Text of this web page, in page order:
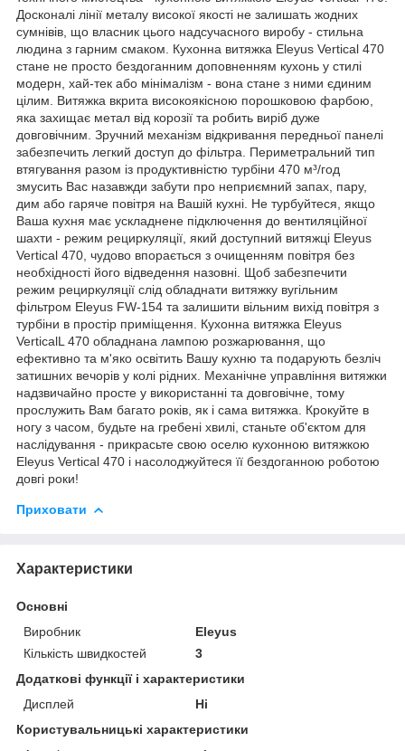
Досконалі лінії металу високої якості не залишать жодних
сумнівів, що власник цього надсучасного виробу - стильна
людина з гарним смаком. Кухонна витяжка Eleyus Vertical 470
стане не просто бездоганним доповненням кухонь у стилі
модерн, хай-тек або мінімалізм - вона стане з ними єдиним
цілим. Витяжка вкрита високоякісною порошковою фарбою,
яка захищає метал від корозії та робить виріб дуже
довговічним. Зручний механізм відкривання передньої панелі
забезпечить легкий доступ до фільтра. Периметральний тип
втягування разом із продуктивністю турбіни 470 м³/год
змусить Вас назавжди забути про неприємний запах, пару,
дим або гаряче повітря на Вашій кухні. Не турбуйтеся, якщо
Ваша кухня має ускладнене підключення до вентиляційної
шахти - режим рециркуляції, який доступний витяжці Eleyus
Vertical 470, чудово впорається з очищенням повітря без
необхідності його відведення назовні. Щоб забезпечити
режим рециркуляції слід обладнати витяжку вугільним
фільтром Eleyus FW-154 та залишити вільним вихід повітря з
турбіни в простір приміщення. Кухонна витяжка Eleyus
VerticalL 470 обладнана лампою розжарювання, що
ефективно та м'яко освітить Вашу кухню та подарують безліч
затишних вечорів у колі рідних. Механічне управління витяжки
надзвичайно просте у використанні та довговічне, тому
прослужить Вам багато років, як і сама витяжка. Крокуйте в
ногу з часом, будьте на гребені хвилі, станьте об'єктом для
наслідування - прикрасьте свою оселю кухонною витяжкою
Eleyus Vertical 470 і насолоджуйтеся її бездоганною роботою
довгі роки!
Приховати
Характеристики
Основні
Виробник
Eleyus
Кількість швидкостей
3
Додаткові функції і характеристики
Дисплей
Ні
Користувальницькі характеристики